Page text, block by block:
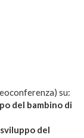
su:
del bambino di
del